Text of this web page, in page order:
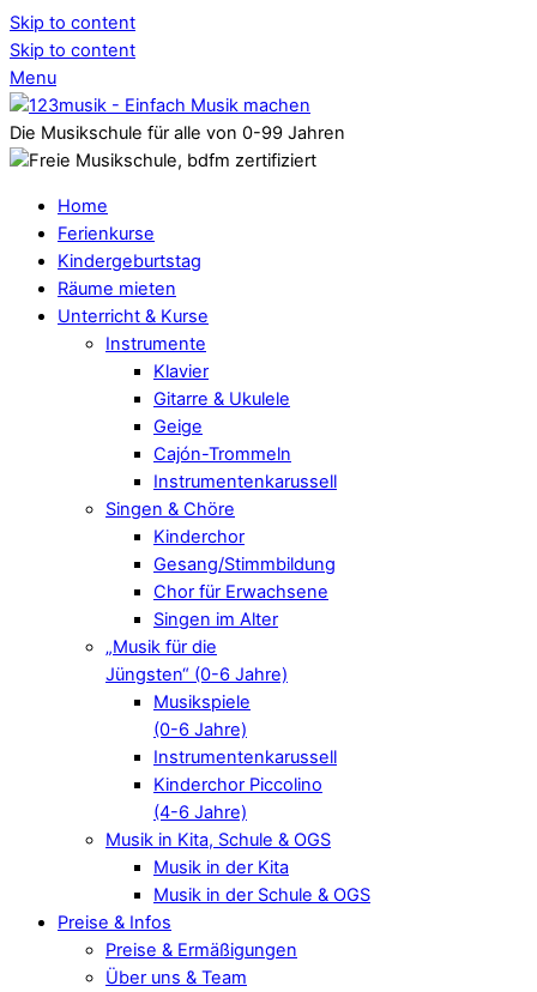
Skip to content
Skip to content
Menu
Die Musikschule für alle von 0-99 Jahren
Home
Ferienkurse
Kindergeburtstag
Räume mieten
Unterricht & Kurse
Instrumente
Klavier
Gitarre & Ukulele
Geige
Cajón-Trommeln
Instrumentenkarussell
Singen & Chöre
Kinderchor
Gesang/Stimmbildung
Chor für Erwachsene
Singen im Alter
„Musik für die
Jüngsten“ (0-6 Jahre)
Musikspiele
(0-6 Jahre)
Instrumentenkarussell
Kinderchor Piccolino
(4-6 Jahre)
Musik in Kita, Schule & OGS
Musik in der Kita
Musik in der Schule & OGS
Preise & Infos
Preise & Ermäßigungen
Über uns & Team